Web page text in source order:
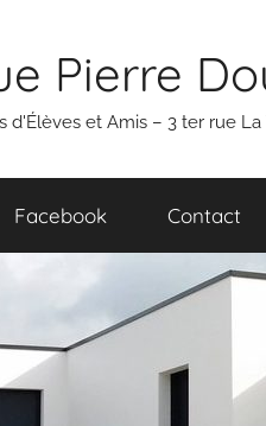
Pierre
d'Élèves et Amis – 3 ter rue
Facebook Contact